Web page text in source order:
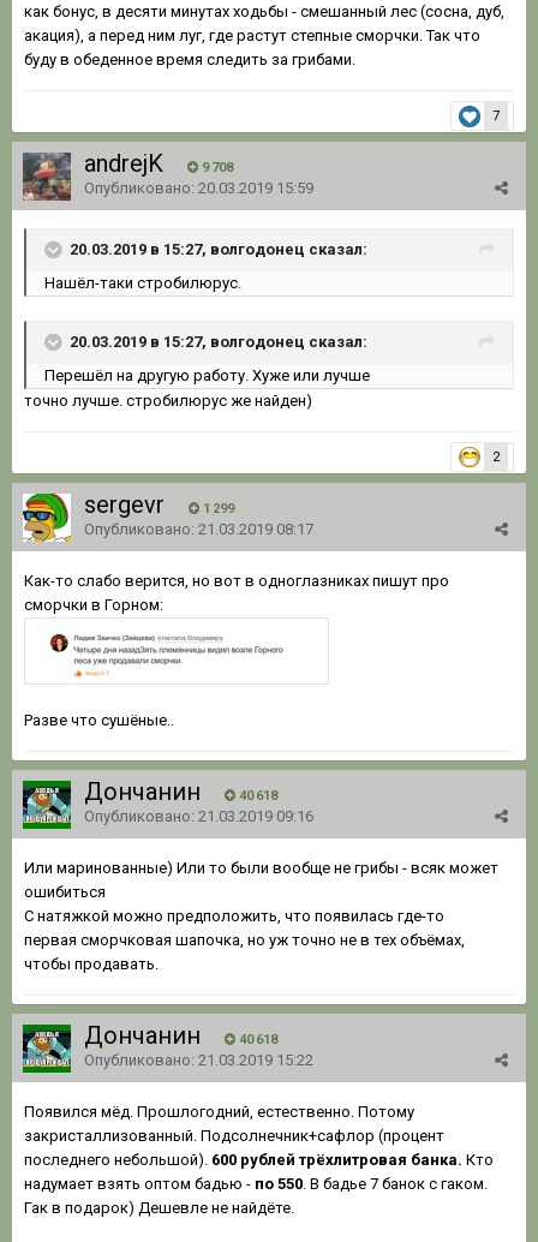
как бонус, в десяти минутах ходьбы - смешанный лес (сосна, дуб,
акация), а перед ним луг, где растут степные сморчки. Так что
буду в обеденное время следить за грибами.
7
andrejK 9 708
Опубликовано: 20.03.2019 15:59
20.03.2019 в 15:27, волгодонец сказал:
Нашёл-таки стробилюрус.
20.03.2019 в 15:27, волгодонец сказал:
Перешёл на другую работу. Хуже или лучше
точно лучше. стробилюрус же найден)
2
sergevr 1 299
Опубликовано: 21.03.2019 08:17
Как-то слабо верится, но вот в одноглазниках пишут про
сморчки в Горном:
Разве что сушёные..
Дончанин 40 618
Опубликовано: 21.03.2019 09:16
Или маринованные) Или то были вообще не грибы - всяк может
ошибиться
С натяжкой можно предположить, что появилась где-то
первая сморчковая шапочка, но уж точно не в тех объёмах,
чтобы продавать.
Дончанин 40 618
Опубликовано: 21.03.2019 15:22
Появился мёд. Прошлогодний, естественно. Потому
закристаллизованный. Подсолнечник+сафлор (процент
последнего небольшой). 600 рублей трёхлитровая банка. Кто
надумает взять оптом бадью - по 550 . В бадье 7 банок с гаком.
Гак в подарок) Дешевле не найдёте.